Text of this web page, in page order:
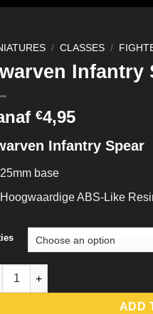
/ CLASSES /
Infantry
€4,95
Infantry Spear
25mm base
Hoogwaardige ABS-Like
Infantry Spear quantity
ADD